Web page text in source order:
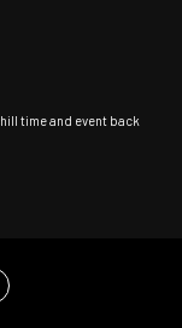
time and event back